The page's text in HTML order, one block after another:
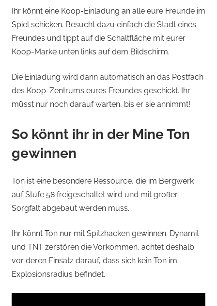
Ihr könnt eine Koop-Einladung an alle eure Freunde im
Spiel schicken. Besucht dazu einfach die Stadt eines
Freundes und tippt auf die Schaltfläche mit eurer
Koop-Marke unten links auf dem Bildschirm.
Die Einladung wird dann automatisch an das Postfach
des Koop-Zentrums eures Freundes geschickt. Ihr
müsst nur noch darauf warten, bis er sie annimmt!
So könnt ihr in der Mine Ton
gewinnen
Ton ist eine besondere Ressource, die im Bergwerk
auf Stufe 58 freigeschaltet wird und mit großer
Sorgfalt abgebaut werden muss.
Ihr könnt Ton nur mit Spitzhacken gewinnen. Dynamit
und TNT zerstören die Vorkommen, achtet deshalb
vor deren Einsatz darauf, dass sich kein Ton im
Explosionsradius befindet.